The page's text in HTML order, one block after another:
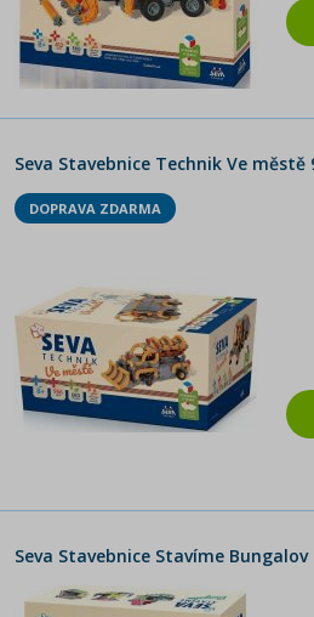
Seva Stavebnice Technik Ve městě
DOPRAVA ZDARMA
Seva Stavebnice Stavíme Bungalov